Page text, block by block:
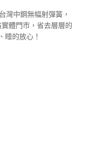
灣中鋼無幅射彈簧，
體門市，省去層層的
睡的放心！